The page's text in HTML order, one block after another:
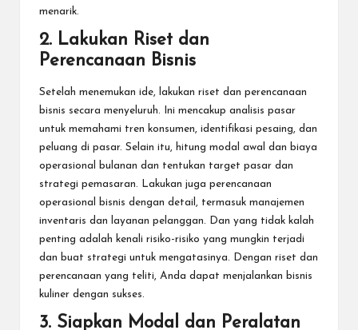
menarik.
2. Lakukan Riset dan
Perencanaan Bisnis
Setelah menemukan ide, lakukan riset dan perencanaan
bisnis secara menyeluruh. Ini mencakup analisis pasar
untuk memahami tren konsumen, identifikasi pesaing, dan
peluang di pasar. Selain itu, hitung modal awal dan biaya
operasional bulanan dan tentukan target pasar dan
strategi pemasaran. Lakukan juga perencanaan
operasional bisnis dengan detail, termasuk manajemen
inventaris dan layanan pelanggan. Dan yang tidak kalah
penting adalah kenali risiko-risiko yang mungkin terjadi
dan buat strategi untuk mengatasinya. Dengan riset dan
perencanaan yang teliti, Anda dapat menjalankan bisnis
kuliner dengan sukses.
3. Siapkan Modal dan Peralatan